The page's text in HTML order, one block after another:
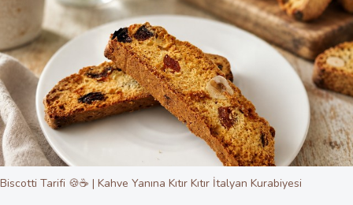
Biscotti Tarifi 🍪☕ | Kahve Yanına Kıtır Kıtır İtalyan Kurabiyesi